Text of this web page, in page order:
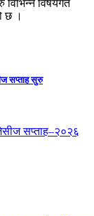
विषयगत
छ ।
सप्ताह सुरु
सप्ताह–२०२६